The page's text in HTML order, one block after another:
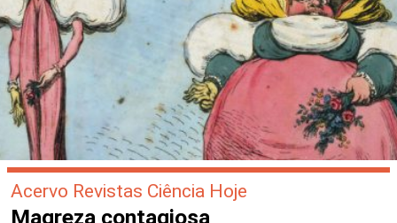
Acervo Revistas Ciência Hoje
Magreza contagiosa